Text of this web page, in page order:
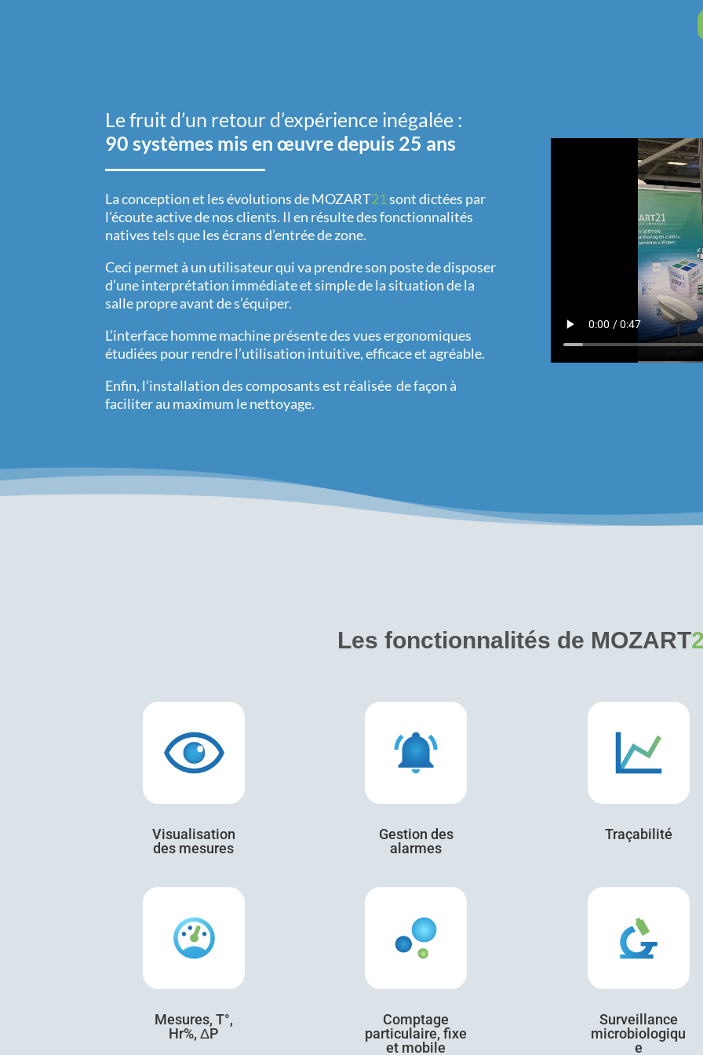
Le fruit d’un retour d’expérience inégalée :
90 systèmes mis en œuvre depuis 25 ans
La conception et les évolutions de MOZART21 sont dictées par
l’écoute active de nos clients. Il en résulte des fonctionnalités
natives tels que les écrans d’entrée de zone.
Ceci permet à un utilisateur qui va prendre son poste de disposer
d’une interprétation immédiate et simple de la situation de la
salle propre avant de s’équiper.
L’interface homme machine présente des vues ergonomiques
étudiées pour rendre l’utilisation intuitive, efficace et agréable.
Enfin, l’installation des composants est réalisée de façon à
faciliter au maximum le nettoyage.
Les fonctionnalités de MOZART
Visualisation
des mesures
Mesures, T°,
Hr%, ΔP
Gestion des
alarmes
Comptage
particulaire, fixe
et mobile
Traçabilité
Surveillance
microbiologiqu
e